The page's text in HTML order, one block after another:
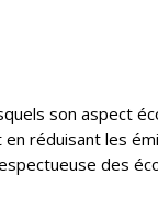
son aspect
réduisant les
des